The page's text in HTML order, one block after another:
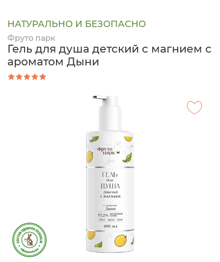
НАТУРАЛЬНО И БЕЗОПАСНО
Фруто парк
Гель для душа детский с магнием с
ароматом Дыни